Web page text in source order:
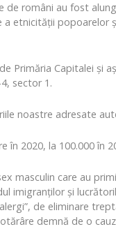
de români au fost
etnicității popoarelor
Primăria Capitalei și
sector 1.
noastre adresate
în 2020, la 100.000 în
masculin care au
imigranților și
de eliminare
demnă de o